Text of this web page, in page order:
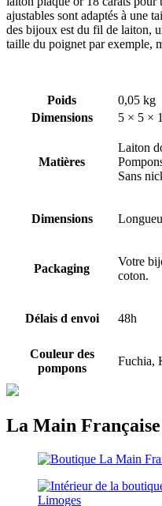
ajustables sont adaptés à une
des bijoux est du fil de laiton,
taille du poignet par exemple,
Poids
0,05 kg
Dimensions
5 × 5 ×
Matières
Laiton
Sans
Dimensions
Packaging
Votre
coton.
Délais d envoi 48h
Couleur des
pompons
Fuchia,
La Main